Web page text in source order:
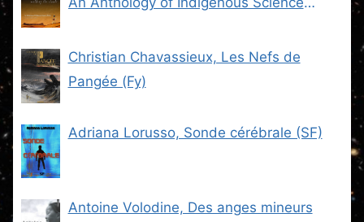
Christian Chavassieux, Les Nefs de
Pangée (Fy)
Adriana Lorusso, Sonde cérébrale (SF)
Antoine Volodine, Des anges mineurs